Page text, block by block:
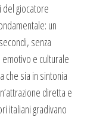
giocatore
un
senza
e culturale
che sia in sintonia
diretta e
italiani gradivano